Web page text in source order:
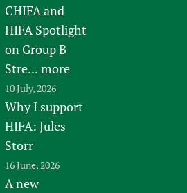
CHIFA and
HIFA Spotlight
on Group B
Stre... more
10 July, 2026
Why I support
HIFA: Jules
Storr
16 June, 2026
A new